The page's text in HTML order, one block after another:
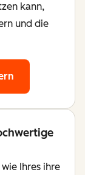
kann,
und die
Ihres ihre